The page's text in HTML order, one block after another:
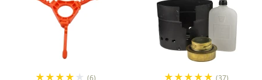
★★★★ ★ (6) ★★★★★ (37)